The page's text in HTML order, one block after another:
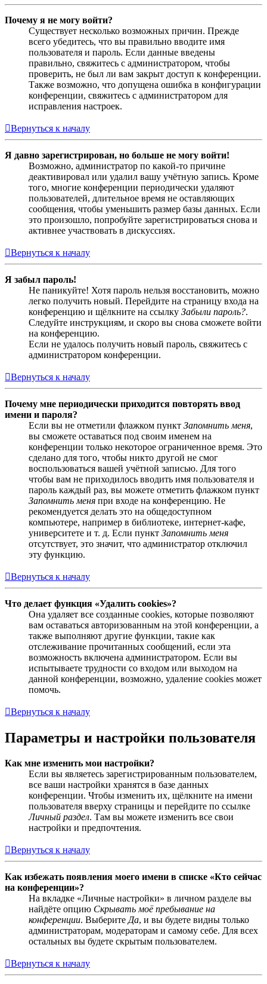
Почему я не могу войти?
Существует несколько возможных причин. Прежде
всего убедитесь, что вы правильно вводите имя
пользователя и пароль. Если данные введены
правильно, свяжитесь с администратором, чтобы
проверить, не был ли вам закрыт доступ к конференции.
Также возможно, что допущена ошибка в конфигурации
конференции, свяжитесь с администратором для
исправления настроек.
Вернуться к началу
Я давно зарегистрирован, но больше не могу войти!
Возможно, администратор по какой-то причине
деактивировал или удалил вашу учётную запись. Кроме
того, многие конференции периодически удаляют
пользователей, длительное время не оставляющих
сообщения, чтобы уменьшить размер базы данных. Если
это произошло, попробуйте зарегистрироваться снова и
активнее участвовать в дискуссиях.
Вернуться к началу
Я забыл пароль!
Не паникуйте! Хотя пароль нельзя восстановить, можно
легко получить новый. Перейдите на страницу входа на
конференцию и щёлкните на ссылку Забыли пароль?.
Следуйте инструкциям, и скоро вы снова сможете войти
на конференцию.
Если не удалось получить новый пароль, свяжитесь с
администратором конференции.
Вернуться к началу
Почему мне периодически приходится повторять ввод
имени и пароля?
Если вы не отметили флажком пункт Запомнить меня,
вы сможете оставаться под своим именем на
конференции только некоторое ограниченное время. Это
сделано для того, чтобы никто другой не смог
воспользоваться вашей учётной записью. Для того
чтобы вам не приходилось вводить имя пользователя и
пароль каждый раз, вы можете отметить флажком пункт
Запомнить меня при входе на конференцию. Не
рекомендуется делать это на общедоступном
компьютере, например в библиотеке, интернет-кафе,
университете и т. д. Если пункт Запомнить меня
отсутствует, это значит, что администратор отключил
эту функцию.
Вернуться к началу
Что делает функция «Удалить cookies»?
Она удаляет все созданные cookies, которые позволяют
вам оставаться авторизованным на этой конференции, а
также выполняют другие функции, такие как
отслеживание прочитанных сообщений, если эта
возможность включена администратором. Если вы
испытываете трудности со входом или выходом на
данной конференции, возможно, удаление cookies может
помочь.
Вернуться к началу
Параметры и настройки пользователя
Как мне изменить мои настройки?
Если вы являетесь зарегистрированным пользователем,
все ваши настройки хранятся в базе данных
конференции. Чтобы изменить их, щёлкните на имени
пользователя вверху страницы и перейдите по ссылке
Личный раздел. Там вы можете изменить все свои
настройки и предпочтения.
Вернуться к началу
Как избежать появления моего имени в списке «Кто сейчас
на конференции»?
На вкладке «Личные настройки» в личном разделе вы
найдёте опцию Скрывать моё пребывание на
конференции. Выберите Да, и вы будете видны только
администраторам, модераторам и самому себе. Для всех
остальных вы будете скрытым пользователем.
Вернуться к началу